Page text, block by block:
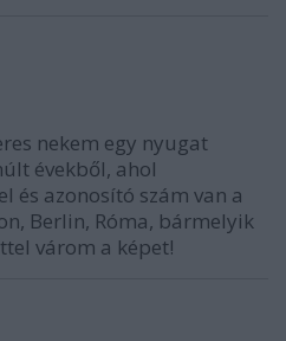
nekem egy nyugat
évekből, ahol
és azonosító szám van a
Berlin, Róma, bármelyik
várom a képet!